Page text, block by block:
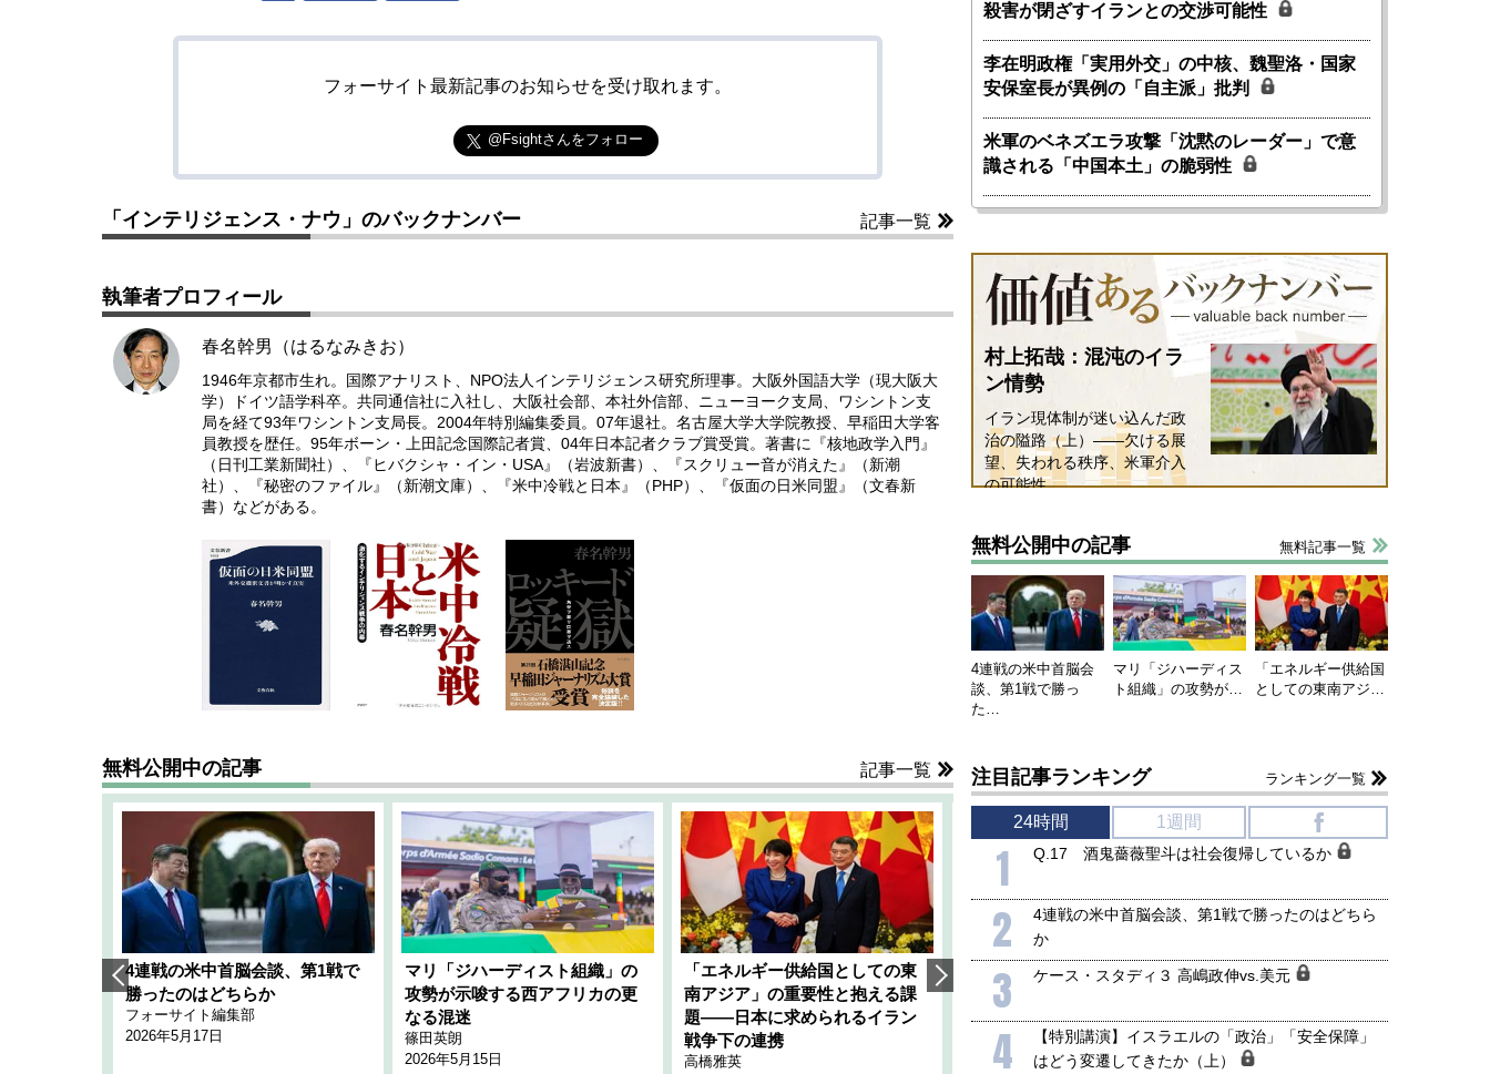
フォーサイト最新記事のお知らせを受け取れます。
@Fsightさんをフォロー
「インテリジェンス・ナウ」のバックナンバー 記事一覧
執筆者プロフィール
春名幹男（はるなみきお）
1946年京都市生れ。国際アナリスト、NPO法人インテリジェンス研究所理事。大阪外国語大学（現大阪大
学）ドイツ語学科卒。共同通信社に入社し、大阪社会部、本社外信部、ニューヨーク支局、ワシントン支
局を経て93年ワシントン支局長。2004年特別編集委員。07年退社。名古屋大学大学院教授、早稲田大学客
員教授を歴任。95年ボーン・上田記念国際記者賞、04年日本記者クラブ賞受賞。著書に『核地政学入門』
（日刊工業新聞社）、『ヒバクシャ・イン・USA』（岩波新書）、『スクリュー音が消えた』（新潮
社）、『秘密のファイル』（新潮文庫）、『米中冷戦と日本』（PHP）、『仮面の日米同盟』（文春新
書）などがある。
無料公開中の記事 記事一覧
4連戦の米中首脳会談、第1戦で
勝ったのはどちらか
フォーサイト編集部
2026年5月17日
マリ「ジハーディスト組織」の
攻勢が示唆する西アフリカの更
なる混迷
篠田英朗
2026年5月15日
「エネルギー供給国としての東
南アジア」の重要性と抱える課
題――日本に求められるイラン
戦争下の連携
高橋雅英
韓国にも理解してほしい「極東
1905年体制」における日米韓安
全保障協力の意味
千々和泰明
2026年5月15日
ホルムズ海峡危機で加速したエ
行き着くリスク
小山堅
2026年5月14日
殺害が閉ざすイランとの交渉可能性
李在明政権「実用外交」の中核、魏聖洛・国家
安保室長が異例の「自主派」批判
米軍のベネズエラ攻撃「沈黙のレーダー」で意
識される「中国本土」の脆弱性
村上拓哉：混沌のイラ
ン情勢
イラン現体制が迷い込んだ政
治の隘路（上）――欠ける展
望、失われる秩序、米軍介入
の可能性
無料公開中の記事 無料記事一覧
4連戦の米中首脳会
談、第1戦で勝っ
た…
マリ「ジハーディス
ト組織」の攻勢が…
「エネルギー供給国
としての東南アジ…
注目記事ランキング ランキング一覧
24時間 1週間
1 Q.17 酒鬼薔薇聖斗は社会復帰しているか
2
4連戦の米中首脳会談、第1戦で勝ったのはどちら
か
3 ケース・スタディ３ 高嶋政伸vs.美元
4
【特別講演】イスラエルの「政治」「安全保障」
はどう変遷してきたか（上）